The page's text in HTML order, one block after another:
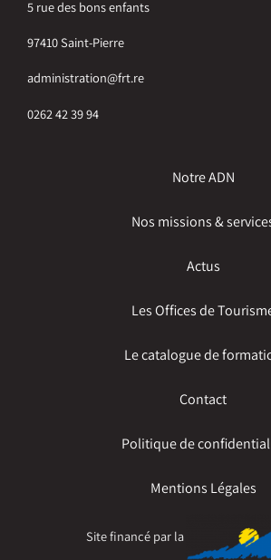
5 rue des bons enfants
97410 Saint-Pierre
administration@frt.re
0262 42 39 94
Notre ADN
Nos missions &
Actus
Les Offices de
Le catalogue de
Contact
Politique de
Mentions Légales
Site financé par la